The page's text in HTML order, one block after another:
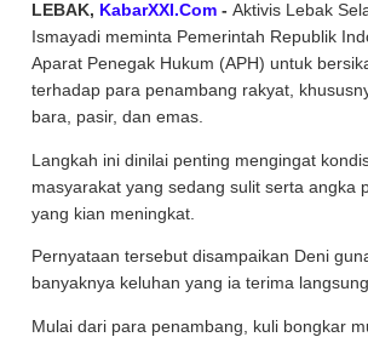
LEBAK, KabarXXI.Com -Aktivis Lebak
Ismayadi meminta Pemerintah Republik
Aparat Penegak Hukum (APH) untuk
terhadap para penambang rakyat,
bara, pasir, dan emas.
Langkah ini dinilai penting mengingat
masyarakat yang sedang sulit serta angka
yang kian meningkat.
Pernyataan tersebut disampaikan Deni
banyaknya keluhan yang ia terima
Mulai dari para penambang, kuli bongkar